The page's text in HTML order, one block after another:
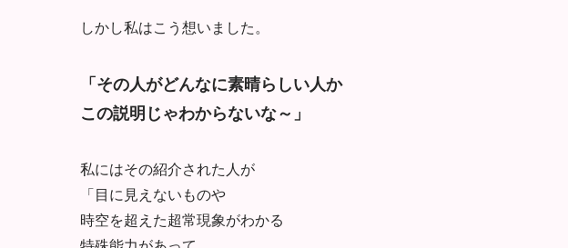
しかし私はこう想いました。
「その人がどんなに素晴らしい人か
この説明じゃわからないな～」
私にはその紹介された人が
「目に見えないものや
時空を超えた超常現象がわかる